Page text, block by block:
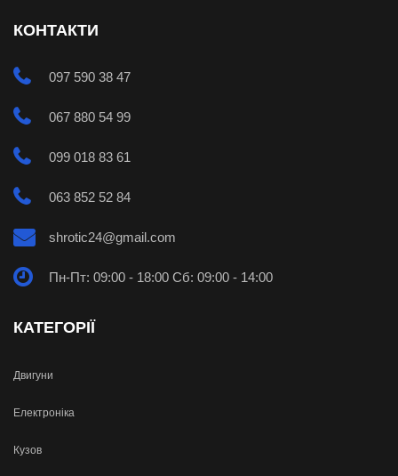
КОНТАКТИ
097 590 38 47
067 880 54 99
099 018 83 61
063 852 52 84
shrotic24@gmail.com
Пн-Пт: 09:00 - 18:00 Сб: 09:00 - 14:00
КАТЕГОРІЇ
Двигуни
Електроніка
Кузов